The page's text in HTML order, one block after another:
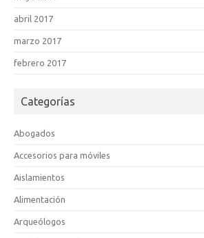
abril 2017
marzo 2017
febrero 2017
Categorías
Abogados
Accesorios para móviles
Aislamientos
Alimentación
Arqueólogos